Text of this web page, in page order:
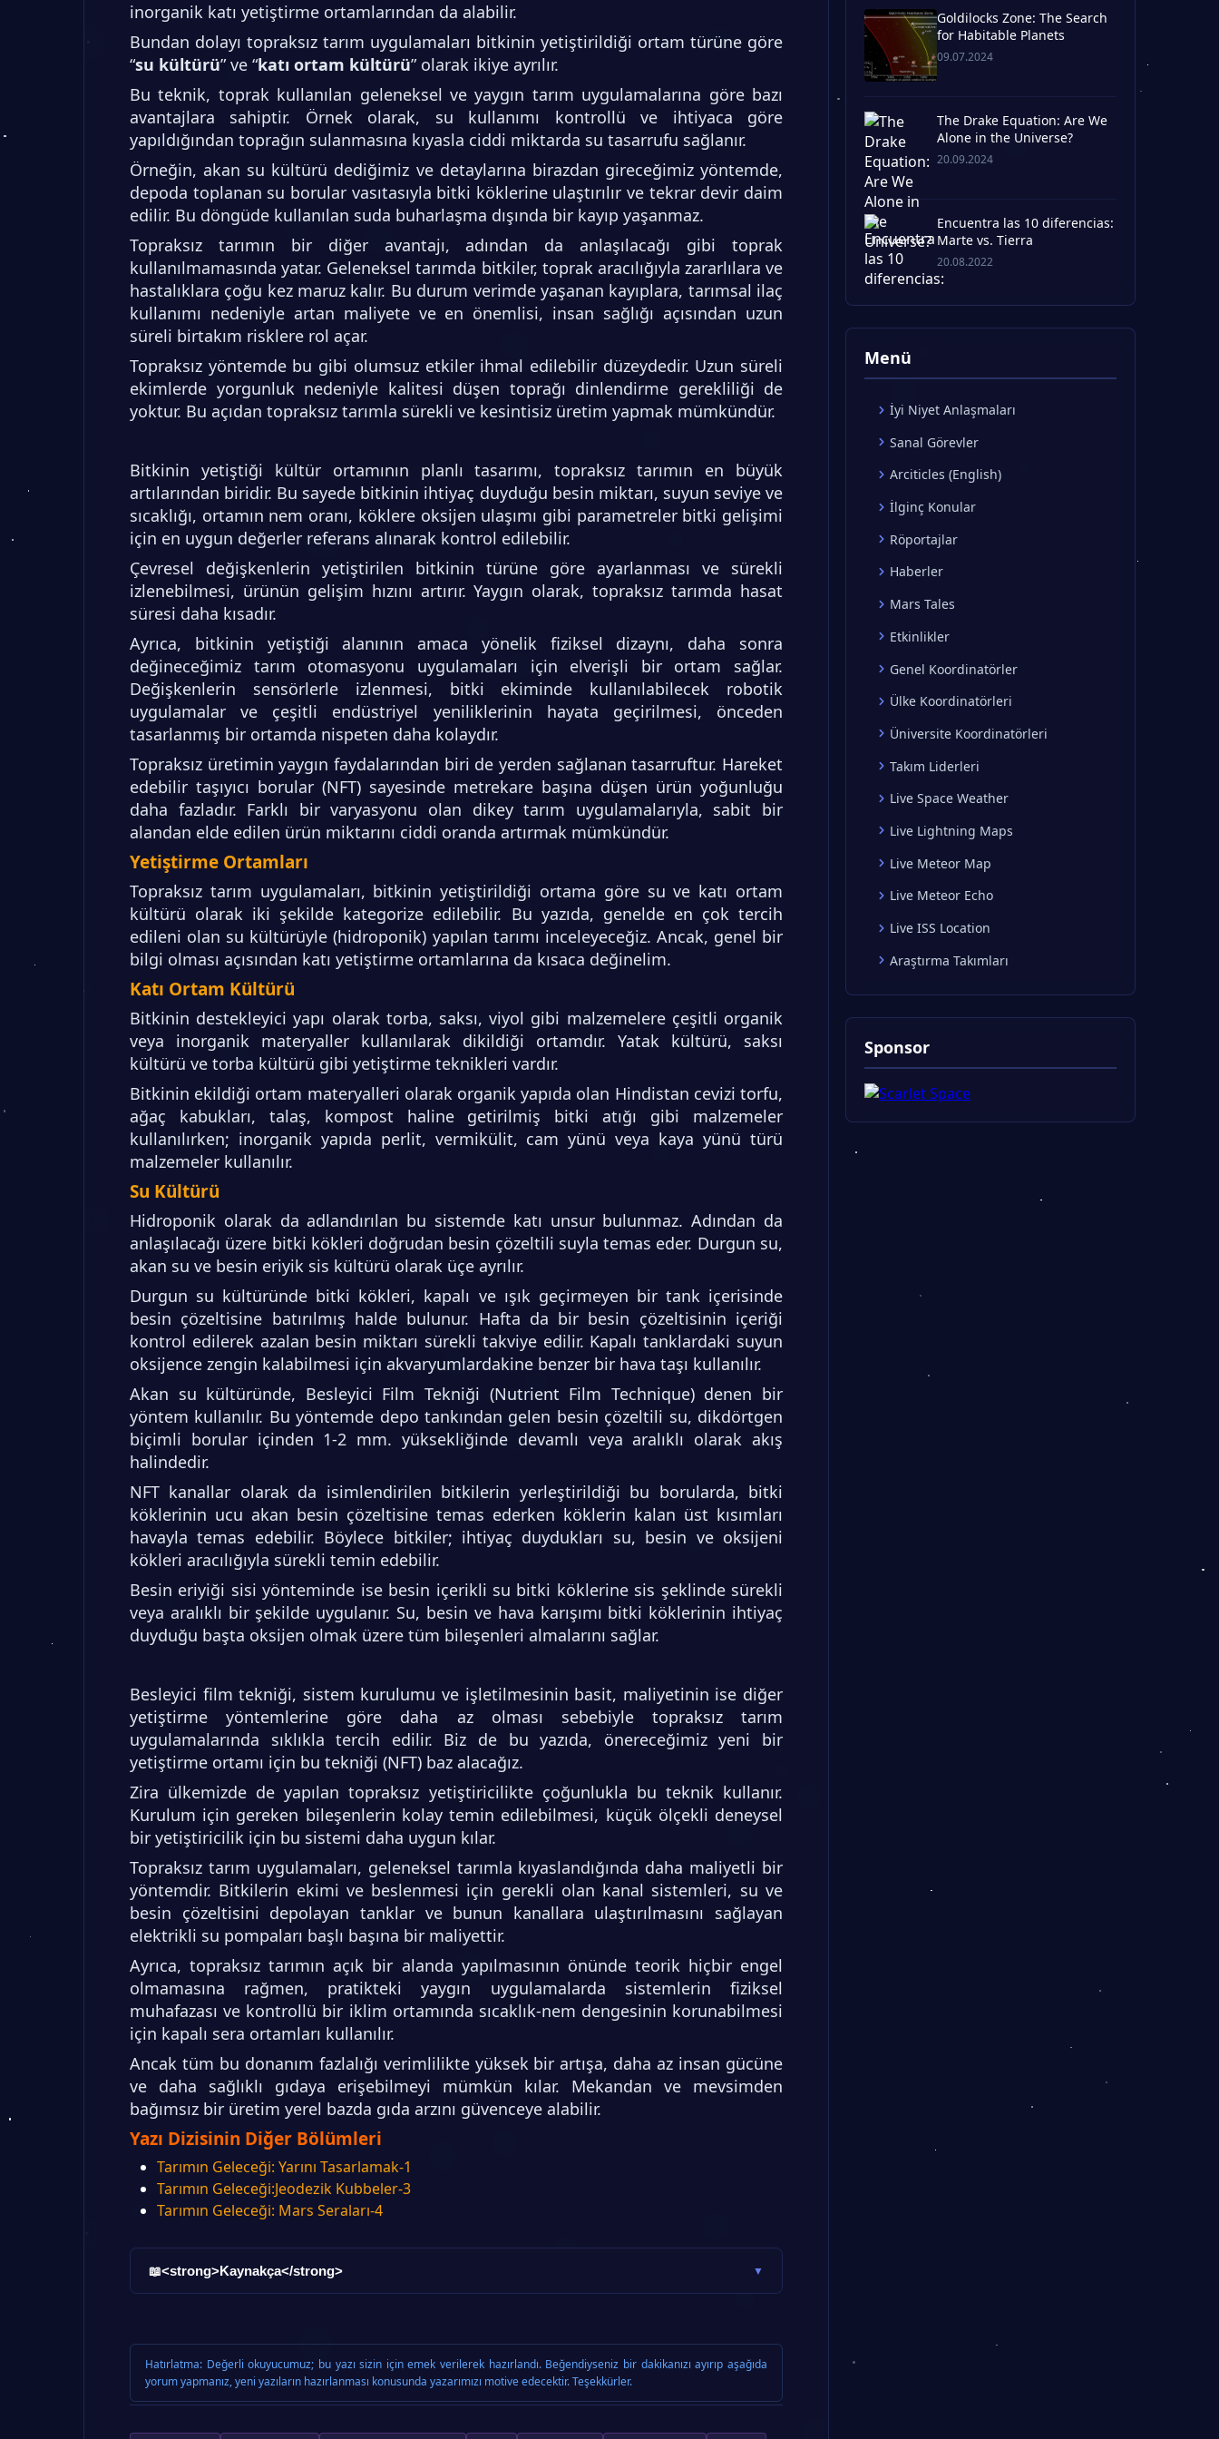
inorganik katı yetiştirme ortamlarından da alabilir.
Bundan dolayı topraksız tarım uygulamaları bitkinin yetiştirildiği ortam türüne göre
“su kültürü” ve “katı ortam kültürü” olarak ikiye ayrılır.
Bu teknik, toprak kullanılan geleneksel ve yaygın tarım uygulamalarına göre bazı
avantajlara sahiptir. Örnek olarak, su kullanımı kontrollü ve ihtiyaca göre
yapıldığından toprağın sulanmasına kıyasla ciddi miktarda su tasarrufu sağlanır.
Örneğin, akan su kültürü dediğimiz ve detaylarına birazdan gireceğimiz yöntemde,
depoda toplanan su borular vasıtasıyla bitki köklerine ulaştırılır ve tekrar devir daim
edilir. Bu döngüde kullanılan suda buharlaşma dışında bir kayıp yaşanmaz.
Topraksız tarımın bir diğer avantajı, adından da anlaşılacağı gibi toprak
kullanılmamasında yatar. Geleneksel tarımda bitkiler, toprak aracılığıyla zararlılara ve
hastalıklara çoğu kez maruz kalır. Bu durum verimde yaşanan kayıplara, tarımsal ilaç
kullanımı nedeniyle artan maliyete ve en önemlisi, insan sağlığı açısından uzun
süreli birtakım risklere rol açar.
Topraksız yöntemde bu gibi olumsuz etkiler ihmal edilebilir düzeydedir. Uzun süreli
ekimlerde yorgunluk nedeniyle kalitesi düşen toprağı dinlendirme gerekliliği de
yoktur. Bu açıdan topraksız tarımla sürekli ve kesintisiz üretim yapmak mümkündür.
Bitkinin yetiştiği kültür ortamının planlı tasarımı, topraksız tarımın en büyük
artılarından biridir. Bu sayede bitkinin ihtiyaç duyduğu besin miktarı, suyun seviye ve
sıcaklığı, ortamın nem oranı, köklere oksijen ulaşımı gibi parametreler bitki gelişimi
için en uygun değerler referans alınarak kontrol edilebilir.
Çevresel değişkenlerin yetiştirilen bitkinin türüne göre ayarlanması ve sürekli
izlenebilmesi, ürünün gelişim hızını artırır. Yaygın olarak, topraksız tarımda hasat
süresi daha kısadır.
Ayrıca, bitkinin yetiştiği alanının amaca yönelik fiziksel dizaynı, daha sonra
değineceğimiz tarım otomasyonu uygulamaları için elverişli bir ortam sağlar.
Değişkenlerin sensörlerle izlenmesi, bitki ekiminde kullanılabilecek robotik
uygulamalar ve çeşitli endüstriyel yeniliklerinin hayata geçirilmesi, önceden
tasarlanmış bir ortamda nispeten daha kolaydır.
Topraksız üretimin yaygın faydalarından biri de yerden sağlanan tasarruftur. Hareket
edebilir taşıyıcı borular (NFT) sayesinde metrekare başına düşen ürün yoğunluğu
daha fazladır. Farklı bir varyasyonu olan dikey tarım uygulamalarıyla, sabit bir
alandan elde edilen ürün miktarını ciddi oranda artırmak mümkündür.
Yetiştirme Ortamları
Topraksız tarım uygulamaları, bitkinin yetiştirildiği ortama göre su ve katı ortam
kültürü olarak iki şekilde kategorize edilebilir. Bu yazıda, genelde en çok tercih
edileni olan su kültürüyle (hidroponik) yapılan tarımı inceleyeceğiz. Ancak, genel bir
bilgi olması açısından katı yetiştirme ortamlarına da kısaca değinelim.
Katı Ortam Kültürü
Bitkinin destekleyici yapı olarak torba, saksı, viyol gibi malzemelere çeşitli organik
veya inorganik materyaller kullanılarak dikildiği ortamdır. Yatak kültürü, saksı
kültürü ve torba kültürü gibi yetiştirme teknikleri vardır.
Bitkinin ekildiği ortam materyalleri olarak organik yapıda olan Hindistan cevizi torfu,
ağaç kabukları, talaş, kompost haline getirilmiş bitki atığı gibi malzemeler
kullanılırken; inorganik yapıda perlit, vermikülit, cam yünü veya kaya yünü türü
malzemeler kullanılır.
Su Kültürü
Hidroponik olarak da adlandırılan bu sistemde katı unsur bulunmaz. Adından da
anlaşılacağı üzere bitki kökleri doğrudan besin çözeltili suyla temas eder. Durgun su,
akan su ve besin eriyik sis kültürü olarak üçe ayrılır.
Durgun su kültüründe bitki kökleri, kapalı ve ışık geçirmeyen bir tank içerisinde
besin çözeltisine batırılmış halde bulunur. Hafta da bir besin çözeltisinin içeriği
kontrol edilerek azalan besin miktarı sürekli takviye edilir. Kapalı tanklardaki suyun
oksijence zengin kalabilmesi için akvaryumlardakine benzer bir hava taşı kullanılır.
Akan su kültüründe, Besleyici Film Tekniği (Nutrient Film Technique) denen bir
yöntem kullanılır. Bu yöntemde depo tankından gelen besin çözeltili su, dikdörtgen
biçimli borular içinden 1-2 mm. yüksekliğinde devamlı veya aralıklı olarak akış
halindedir.
NFT kanallar olarak da isimlendirilen bitkilerin yerleştirildiği bu borularda, bitki
köklerinin ucu akan besin çözeltisine temas ederken köklerin kalan üst kısımları
havayla temas edebilir. Böylece bitkiler; ihtiyaç duydukları su, besin ve oksijeni
kökleri aracılığıyla sürekli temin edebilir.
Besin eriyiği sisi yönteminde ise besin içerikli su bitki köklerine sis şeklinde sürekli
veya aralıklı bir şekilde uygulanır. Su, besin ve hava karışımı bitki köklerinin ihtiyaç
duyduğu başta oksijen olmak üzere tüm bileşenleri almalarını sağlar.
Besleyici film tekniği, sistem kurulumu ve işletilmesinin basit, maliyetinin ise diğer
yetiştirme yöntemlerine göre daha az olması sebebiyle topraksız tarım
uygulamalarında sıklıkla tercih edilir. Biz de bu yazıda, önereceğimiz yeni bir
yetiştirme ortamı için bu tekniği (NFT) baz alacağız.
Zira ülkemizde de yapılan topraksız yetiştiricilikte çoğunlukla bu teknik kullanır.
Kurulum için gereken bileşenlerin kolay temin edilebilmesi, küçük ölçekli deneysel
bir yetiştiricilik için bu sistemi daha uygun kılar.
Topraksız tarım uygulamaları, geleneksel tarımla kıyaslandığında daha maliyetli bir
yöntemdir. Bitkilerin ekimi ve beslenmesi için gerekli olan kanal sistemleri, su ve
besin çözeltisini depolayan tanklar ve bunun kanallara ulaştırılmasını sağlayan
elektrikli su pompaları başlı başına bir maliyettir.
Ayrıca, topraksız tarımın açık bir alanda yapılmasının önünde teorik hiçbir engel
olmamasına rağmen, pratikteki yaygın uygulamalarda sistemlerin fiziksel
muhafazası ve kontrollü bir iklim ortamında sıcaklık-nem dengesinin korunabilmesi
için kapalı sera ortamları kullanılır.
Ancak tüm bu donanım fazlalığı verimlilikte yüksek bir artışa, daha az insan gücüne
ve daha sağlıklı gıdaya erişebilmeyi mümkün kılar. Mekandan ve mevsimden
bağımsız bir üretim yerel bazda gıda arzını güvenceye alabilir.
Yazı Dizisinin Diğer Bölümleri
Tarımın Geleceği: Yarını Tasarlamak-1
Tarımın Geleceği:Jeodezik Kubbeler-3
Tarımın Geleceği: Mars Seraları-4
📖<strong>Kaynakça</strong> ▼
Hatırlatma: Değerli okuyucumuz; bu yazı sizin için emek verilerek hazırlandı. Beğendiyseniz bir dakikanızı ayırıp aşağıda
yorum yapmanız, yeni yazıların hazırlanması konusunda yazarımızı motive edecektir. Teşekkürler.
Goldilocks Zone: The Search
for Habitable Planets
09.07.2024
The Drake Equation: Are We
Alone in the Universe?
20.09.2024
Encuentra las 10 diferencias:
Marte vs. Tierra
20.08.2022
Menü
İyi Niyet Anlaşmaları
Sanal Görevler
Arciticles (English)
İlginç Konular
Röportajlar
Haberler
Mars Tales
Etkinlikler
Genel Koordinatörler
Ülke Koordinatörleri
Üniversite Koordinatörleri
Takım Liderleri
Live Space Weather
Live Lightning Maps
Live Meteor Map
Live Meteor Echo
Live ISS Location
Araştırma Takımları
Sponsor